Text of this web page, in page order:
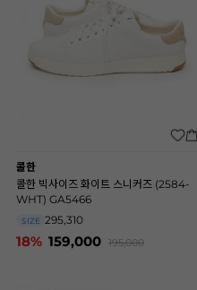
콜한
콜한 빅사이즈 화이트 스니커즈 (2584-
WHT) GA5466
SIZE 295,310
18% 159,000 195,000